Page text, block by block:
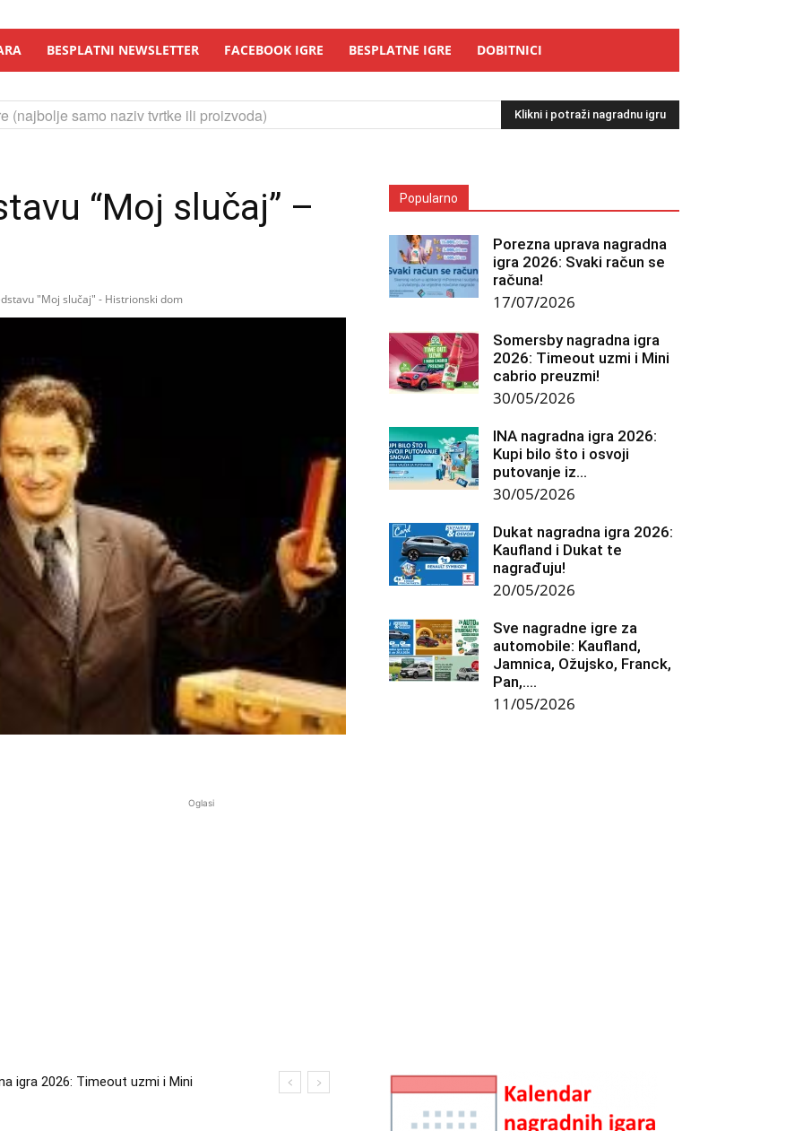
BESPLATNI NEWSLETTER FACEBOOK IGRE BESPLATNE IGRE DOBITNICI
(najbolje samo naziv tvrtke ili proizvoda) Klikni i potraži nagradnu igru
“Moj slučaj” –
"Moj slučaj" - Histrionski dom
Popularno
Porezna uprava nagradna
igra 2026: Svaki račun se
računa!
17/07/2026
Somersby nagradna igra
2026: Timeout uzmi i Mini
cabrio preuzmi!
30/05/2026
INA nagradna igra 2026:
Kupi bilo što i osvoji
putovanje iz...
30/05/2026
Dukat nagradna igra 2026:
Kaufland i Dukat te
nagrađuju!
20/05/2026
Sve nagradne igre za
automobile: Kaufland,
Jamnica, Ožujsko, Franck,
Pan,….
11/05/2026
Oglasi
igra 2026: Timeout uzmi i Mini
2026: Kupi bilo što i osvoji putovanje